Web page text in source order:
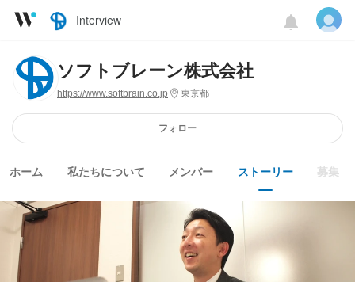
Interview
ソフトブレーン株式会社
https://www.softbrain.co.jp 東京都
フォロー
ホーム 私たちについて メンバー ストーリー 募集